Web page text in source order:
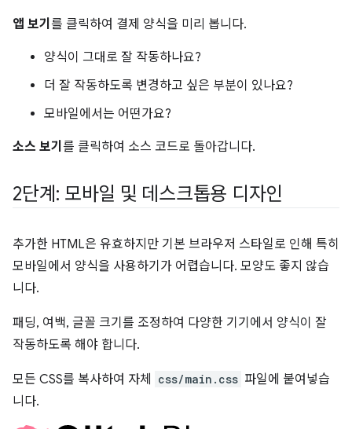
앱 보기 를 클릭하여 결제 양식을 미리 봅니다.
양식이 그대로 잘 작동하나요?
더 잘 작동하도록 변경하고 싶은 부분이 있나요?
모바일에서는 어떤가요?
소스 보기 를 클릭하여 소스 코드로 돌아갑니다.
2단계: 모바일 및 데스크톱용 디자인
추가한 HTML은 유효하지만 기본 브라우저 스타일로 인해 특히
모바일에서 양식을 사용하기가 어렵습니다. 모양도 좋지 않습
니다.
패딩, 여백, 글꼴 크기를 조정하여 다양한 기기에서 양식이 잘
작동하도록 해야 합니다.
모든 CSS를 복사하여 자체 css/main.css 파일에 붙여넣습
니다.